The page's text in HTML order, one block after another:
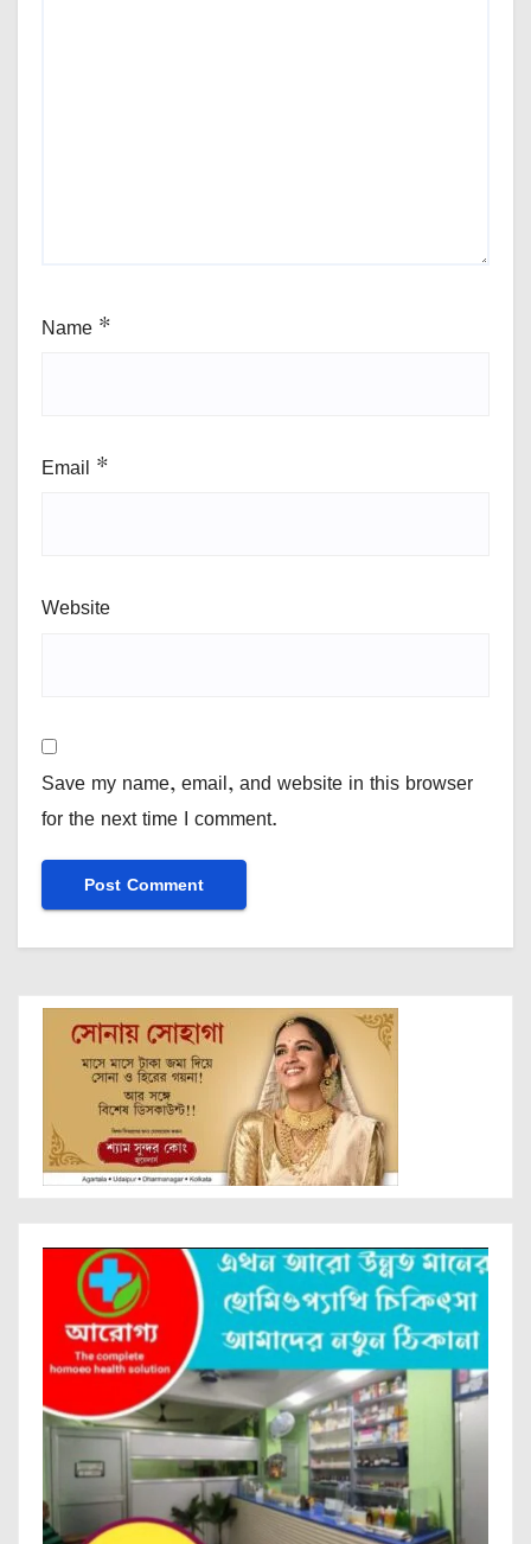
Name *
Email *
Website
Save my name, email, and website in this browser
for the next time I comment.